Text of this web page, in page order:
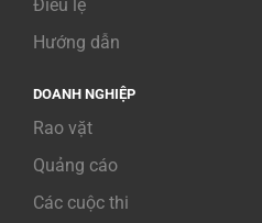
Điều lệ
Hướng dẫn
DOANH NGHIỆP
Rao vặt
Quảng cáo
Các cuộc thi